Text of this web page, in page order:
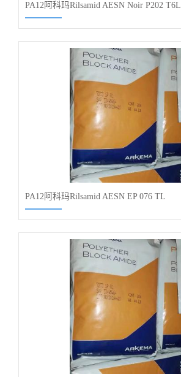
PA12阿科玛Rilsamid AESN Noir P202 T6L
PA12阿科玛Rilsamid AESN EP 076 TL